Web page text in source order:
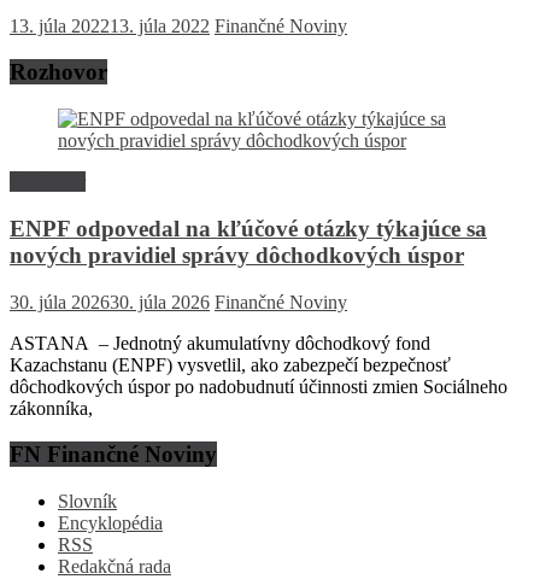
13. júla 202213. júla 2022 Finančné Noviny
Rozhovor
ENPF odpovedal na kľúčové otázky týkajúce sa
nových pravidiel správy dôchodkových úspor
30. júla 202630. júla 2026 Finančné Noviny
ASTANA – Jednotný akumulatívny dôchodkový fond
Kazachstanu (ENPF) vysvetlil, ako zabezpečí bezpečnosť
dôchodkových úspor po nadobudnutí účinnosti zmien Sociálneho
zákonníka,
FN Finančné Noviny
Slovník
Encyklopédia
RSS
Redakčná rada